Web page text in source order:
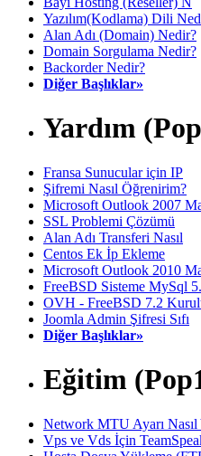
Yazılım(Kodlama) Dili Ned
Alan Adı (Domain) Nedir?
Domain Sorgulama Nedir?
Backorder Nedir?
Diğer Başlıklar»
Yardım
Fransa Sunucular için IP
Şifremi Nasıl Öğrenirim?
Microsoft Outlook 2007
SSL Problemi Çözümü
Alan Adı Transferi Nasıl
Centos Ek İp Ekleme
Microsoft Outlook 2010
FreeBSD Sisteme MySql
OVH - FreeBSD 7.2
Joomla Admin Şifresi Sıfı
Diğer Başlıklar»
Eğitim
Network MTU Ayarı Nasıl
Vps ve Vds İçin